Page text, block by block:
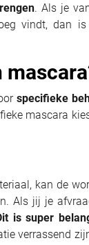
. Als je
vindt, dan
specifieke
mascara
kan de
Als jij je
is super
verrassend